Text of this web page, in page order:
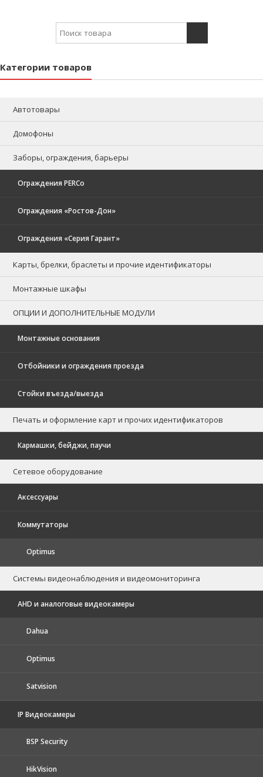
Search for:
Категории товаров
Автотовары
Домофоны
Заборы, ограждения, барьеры
Ограждения PERCo
Ограждения «Ростов-Дон»
Ограждения «Серия Гарант»
Карты, брелки, браслеты и прочие идентификаторы
Монтажные шкафы
ОПЦИИ И ДОПОЛНИТЕЛЬНЫЕ МОДУЛИ
Монтажные основания
Отбойники и ограждения проезда
Стойки въезда/выезда
Печать и оформление карт и прочих идентификаторов
Кармашки, бейджи, паучи
Сетевое оборудование
Аксессуары
Коммутаторы
Optimus
Системы видеонаблюдения и видеомониторинга
AHD и аналоговые видеокамеры
Dahua
Optimus
Satvision
IP Видеокамеры
BSP Security
HikVision